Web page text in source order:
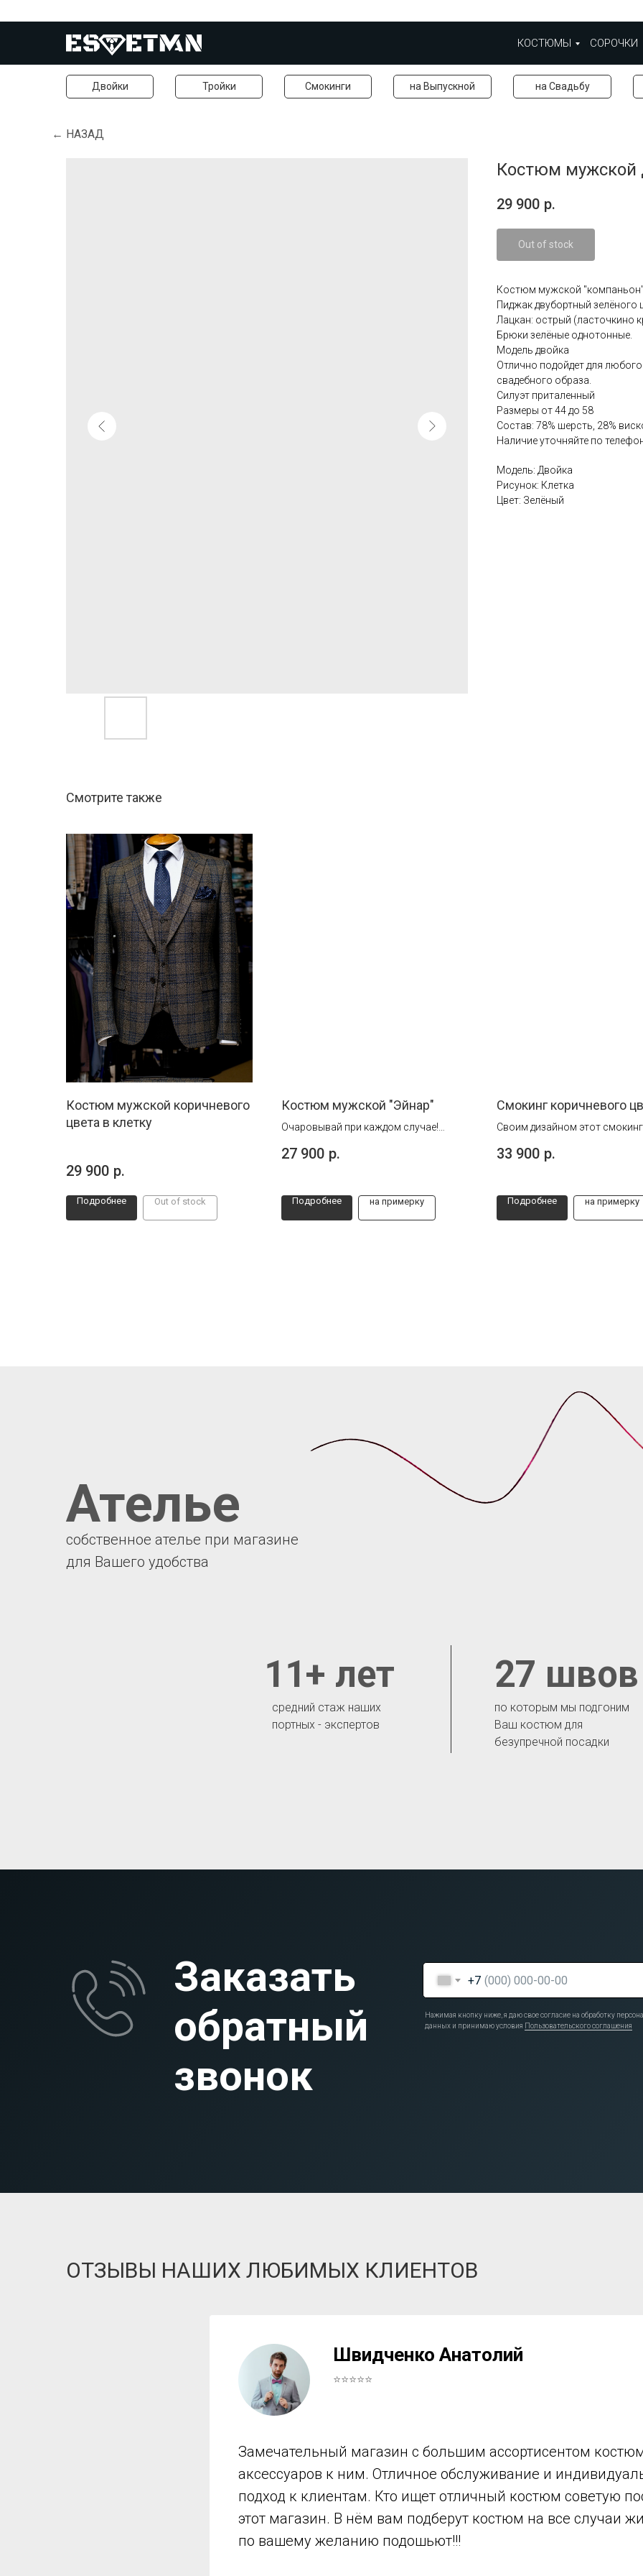
КОСТЮМЫ СОРОЧКИ
Двойки Тройки Смокинги на Выпускной на Свадьбу
← НАЗАД
Костюм мужской
29 900 р.
Out of stock
Костюм мужской
Пиджак двубортный зелёного
Лацкан: острый (ласточкино
Брюки зелёные однотонные.
Модель двойка
Отлично подойдет для
свадебного образа.
Силуэт приталенный
Размеры от 44 до 58
Состав: 78% шерсть, 28%
Наличие уточняйте по
Модель: Двойка
Рисунок: Клетка
Цвет: Зелёный
Смотрите также
Костюм мужской коричневого
цвета в клетку
29 900 р.
Подробнее Out of stock
Костюм мужской "Эйнар"
Очаровывай при каждом случае!
торжества. Открой мир элегантности.
27 900 р.
Подробнее на примерку
Смокинг коричневого
Своим дизайном этот смокинг
чёрных монохромных моделей.
Создан для торжественных и
событий.
33 900 р.
Подробнее на примерку
по которым мы подгоним
Ваш костюм для
безупречной посадки
27 швов
средний стаж наших
портных - экспертов
11+ лет
Ателье
собственное ателье при магазине
для Вашего удобства
Заказать
обратный
звонок
+7
Нажимая кнопку ниже, я даю свое согласие на обработку
данных и принимаю условия Пользовательского соглашения
ОТЗЫВЫ НАШИХ ЛЮБИМЫХ КЛИЕНТОВ
Швидченко Анатолий
⭐⭐⭐⭐⭐
Замечательный магазин с большим ассортисентом
аксессуаров к ним. Отличное обслуживание и
подход к клиентам. Кто ищет отличный костюм советую
этот магазин. В нём вам подберут костюм на все случаи
по вашему желанию подошьют!!!